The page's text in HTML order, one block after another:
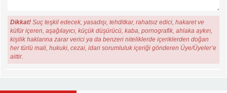
Dikkat! Suç teşkil edecek, yasadışı, tehditkar, rahatsız edici, hakaret ve
küfür içeren, aşağılayıcı, küçük düşürücü, kaba, pornografik, ahlaka aykırı,
kişilik haklarına zarar verici ya da benzeri niteliklerde içeriklerden doğan
her türlü mali, hukuki, cezai, idari sorumluluk içeriği gönderen Üye/Üyeler’e
aittir.